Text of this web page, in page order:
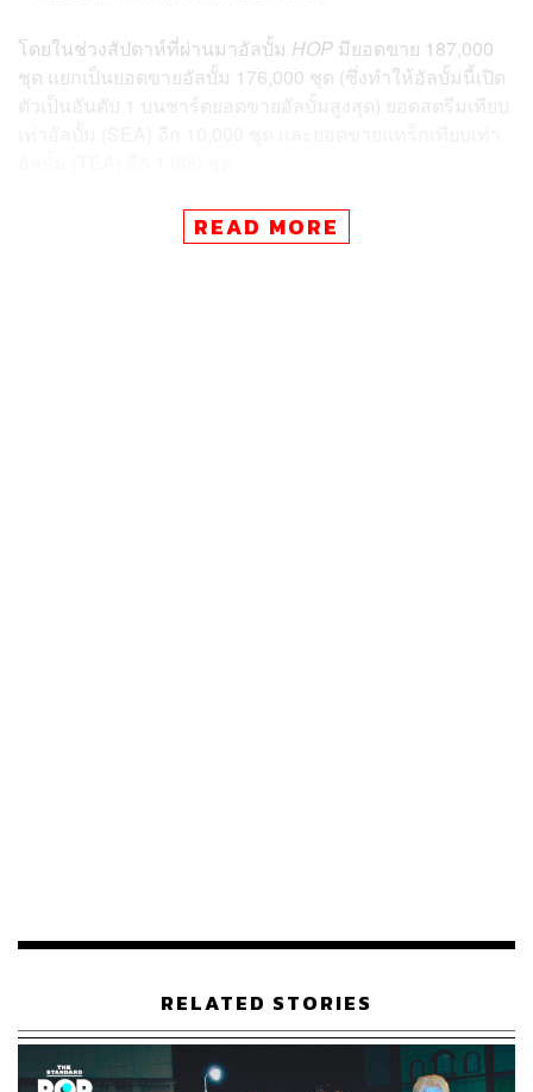
โดยในช่วงสัปดาห์ที่ผ่านมาอัลบั้ม HOP มียอดขาย 187,000
ชุด แยกเป็นยอดขายอัลบั้ม 176,000 ชุด (ซึ่งทำให้อัลบั้มนี้เปิด
ตัวเป็นอันดับ 1 บนชาร์ตยอดขายอัลบั้มสูงสุด) ยอดสตรีมเทียบ
ทั้งนี้ ยอดขายอัลบั้มที่มากขึ้นมาจากการที่มีซีดีให้เลือก 7
แบบ ซึ่งทั้งหมดก็จะมีของสะสมที่แตกต่างกันไป เช่น โฟโต้
ภัทรณกัญ อนันเต่า
กองบรรณาธิการคัลเจอร์ สำนักข่าว THE
STANDARD
READ MORE
RELATED STORIES